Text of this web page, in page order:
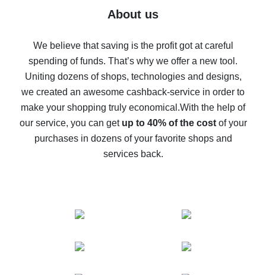
Five ways to get the most cash back on AliExpress
back
10% cash back on AliExpress - the impossible is
possible
The best cash back on AliExpress - how to find it
The best cash back service for AliExpress - let's
compare offers
About us
We believe that saving is the profit got at careful
spending of funds. That’s why we offer a new tool.
Uniting dozens of shops, technologies and designs,
we created an awesome cashback-service in order to
make your shopping truly economical.With the help of
our service, you can get up to 40% of the costof your
purchases in dozens of your favorite shops and
services back.